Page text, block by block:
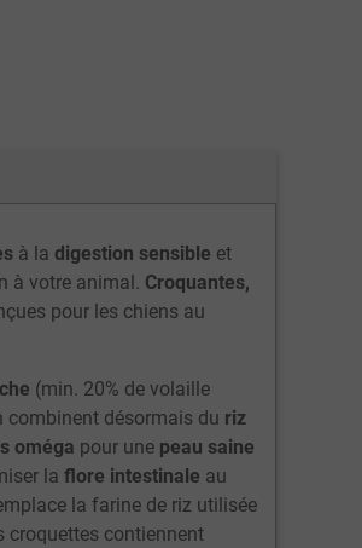
à la digestion sensible et
à votre animal. Croquantes,
pour les chiens au
(min. 20% de volaille
combinent désormais du riz
oméga pour une peau saine
la flore intestinale au
la farine de riz utilisée
croquettes contiennent